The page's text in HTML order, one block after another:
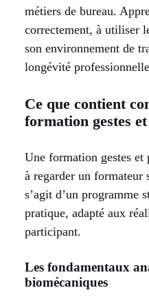
métiers de bureau.
correctement, à utiliser
son environnement de
longévité
Ce que contient
formation gestes
Une formation gestes et
à regarder un formateur
s’agit d’un programme
pratique, adapté aux
participant.
Les fondamentaux
biomécaniques